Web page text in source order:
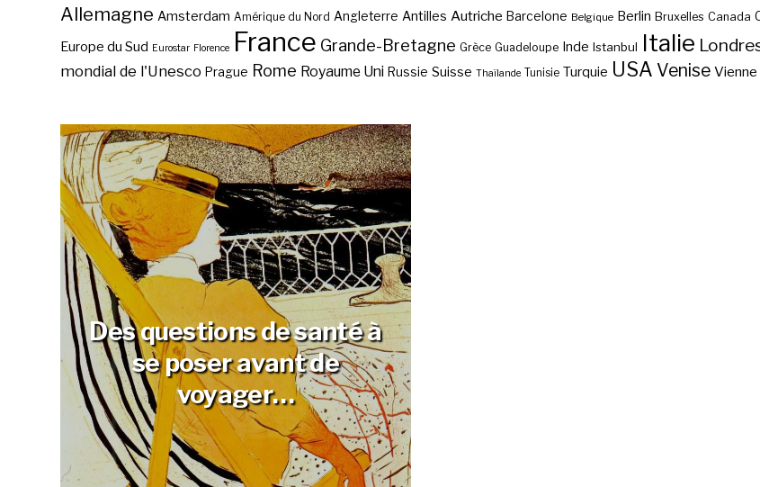
Allemagne Amsterdam Amérique du Nord Angleterre Antilles Autriche Barcelone Belgique Berlin Bruxelles Canada
Europe du Sud Eurostar Florence France Grande-Bretagne Grèce Guadeloupe Inde Istanbul Italie
mondial de l'Unesco Prague Rome Royaume Uni Russie Suisse Thaïlande Tunisie Turquie USA Venise Vienne
Des questions de santé à
se poser avant de
voyager…